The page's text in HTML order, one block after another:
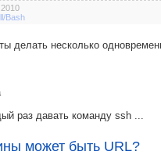
Bash
делать несколько
раз давать команду ssh ...
может быть URL?